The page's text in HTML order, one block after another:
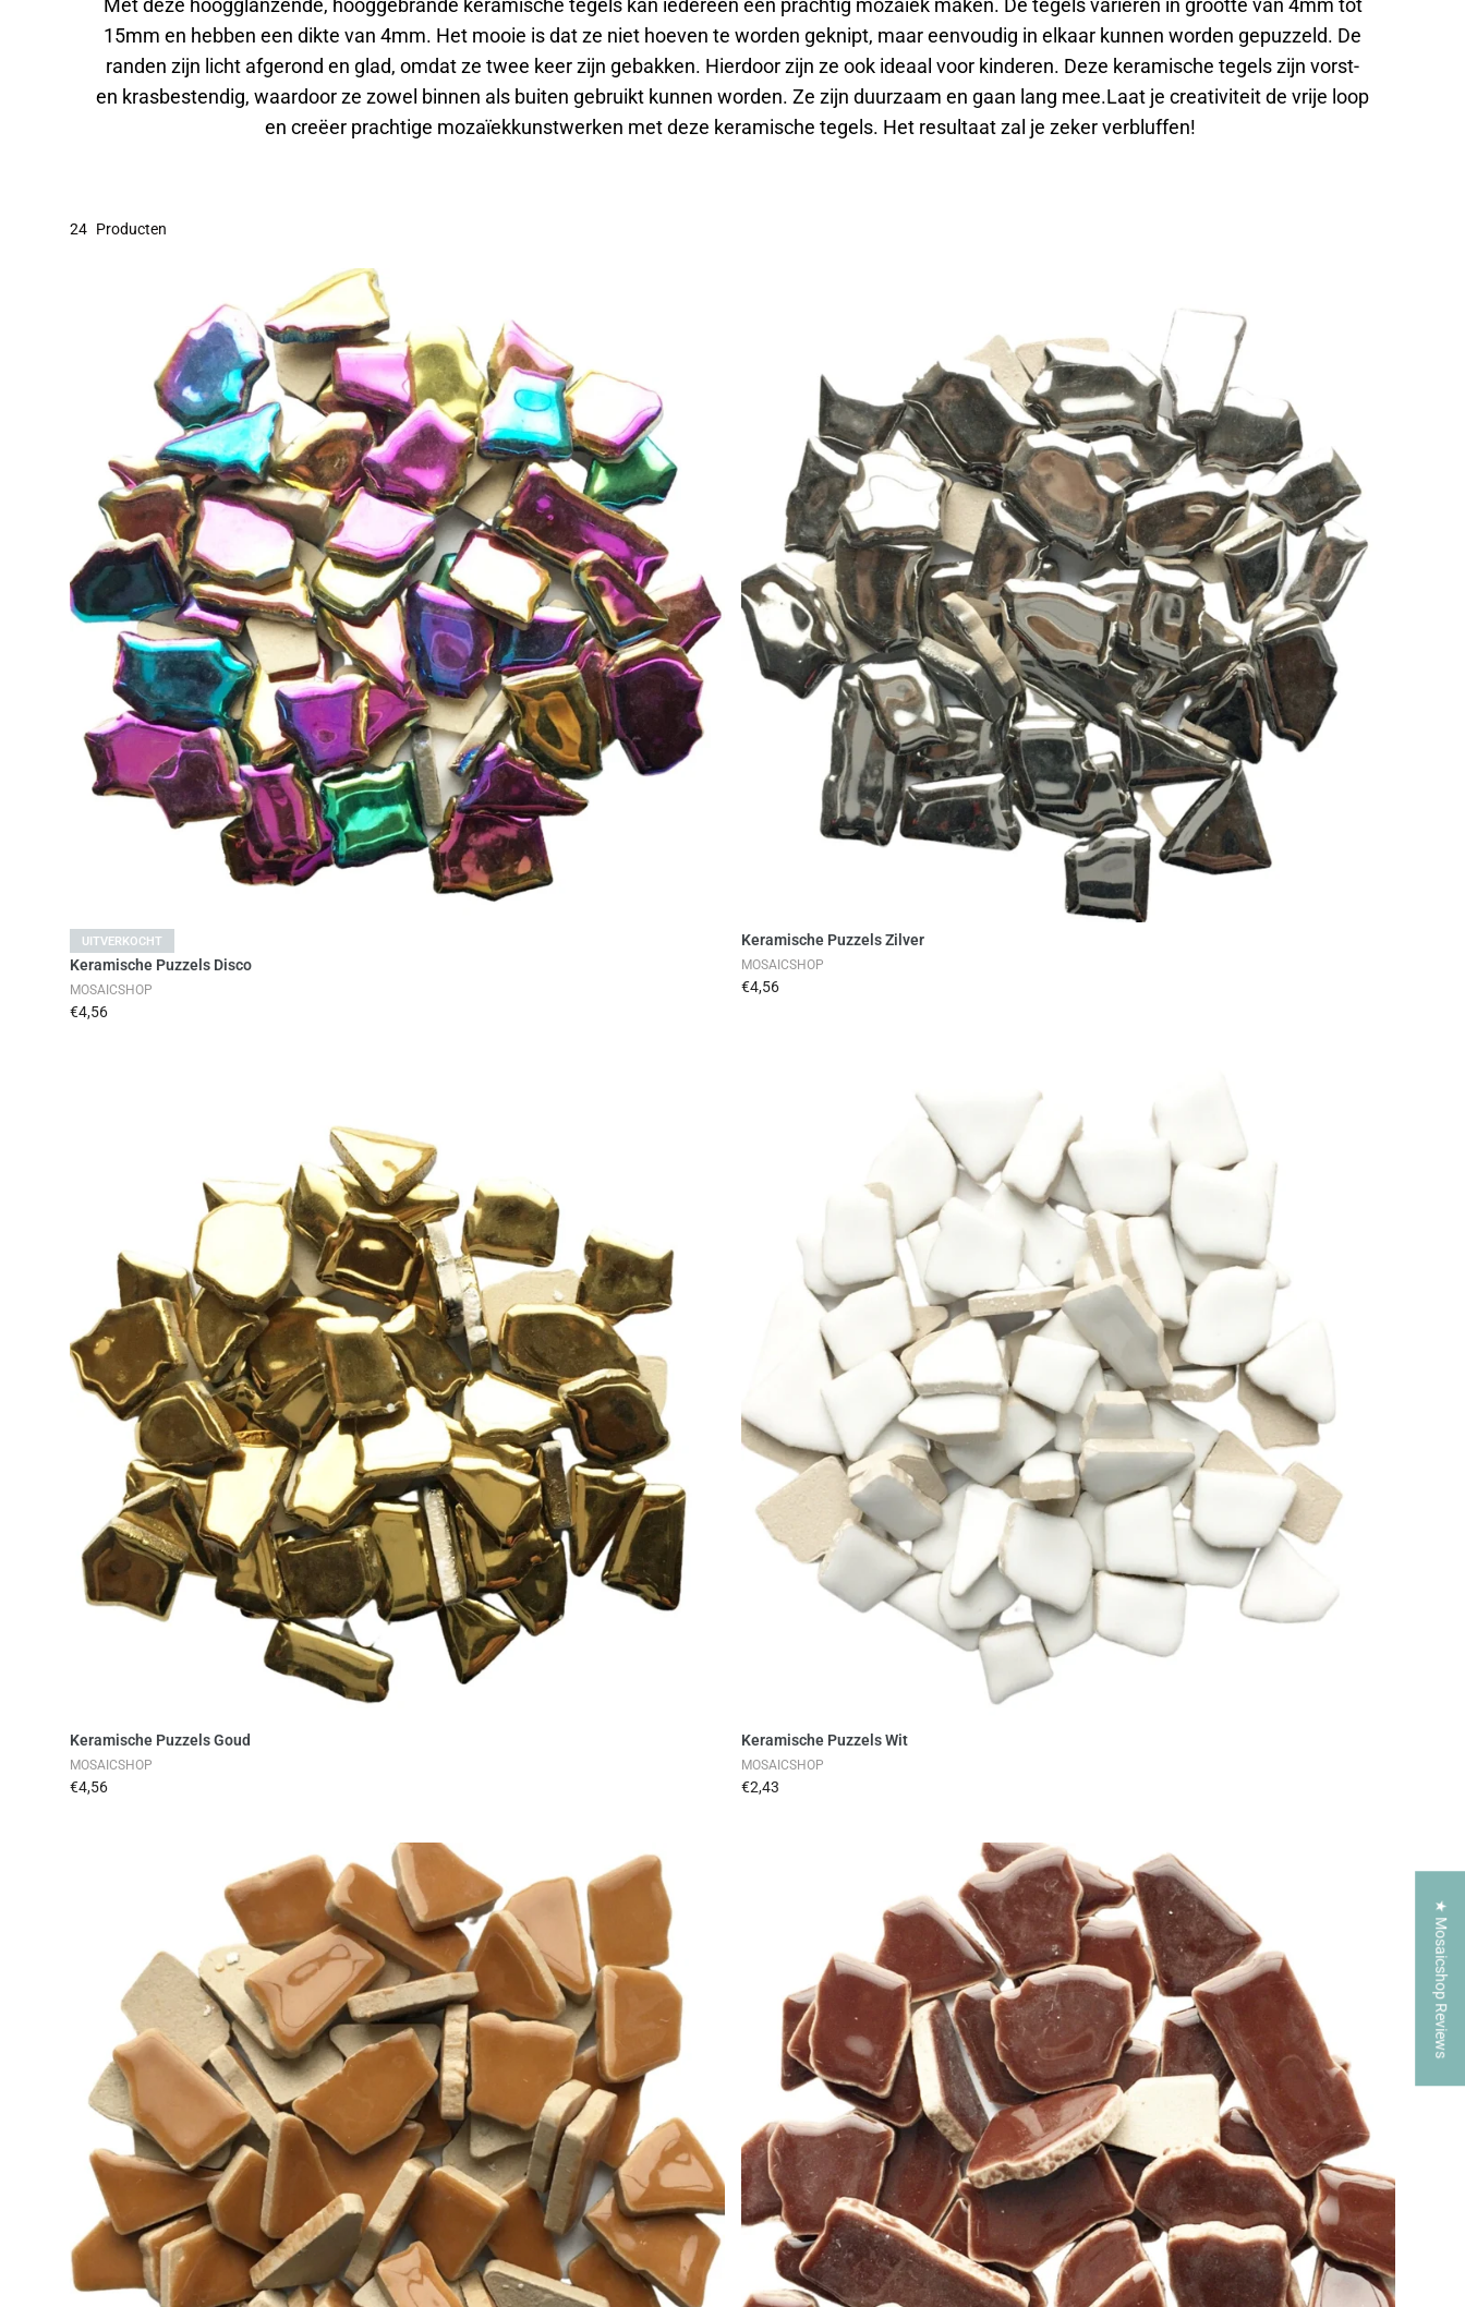
Met deze hoogglanzende, hooggebrande keramische tegels kan iedereen een prachtig mozaïek maken. De tegels variëren in grootte van 4mm tot
15mm en hebben een dikte van 4mm. Het mooie is dat ze niet hoeven te worden geknipt, maar eenvoudig in elkaar kunnen worden gepuzzeld. De
randen zijn licht afgerond en glad, omdat ze twee keer zijn gebakken. Hierdoor zijn ze ook ideaal voor kinderen. Deze keramische tegels zijn vorst-
en krasbestendig, waardoor ze zowel binnen als buiten gebruikt kunnen worden. Ze zijn duurzaam en gaan lang mee.Laat je creativiteit de vrije loop
en creëer prachtige mozaïekkunstwerken met deze keramische tegels. Het resultaat zal je zeker verbluffen!
24 Producten
Uitverkocht
UITVERKOCHT
Keramische Puzzels Disco
MOSAICSHOP
€4,56
Toevoegen aan winkelwagen
Keramische Puzzels Zilver
MOSAICSHOP
€4,56
Toevoegen aan winkelwagen
Keramische Puzzels Goud
MOSAICSHOP
€4,56
Toevoegen aan winkelwagen
Keramische Puzzels Wit
MOSAICSHOP
€2,43
★ Mosaicshop Reviews